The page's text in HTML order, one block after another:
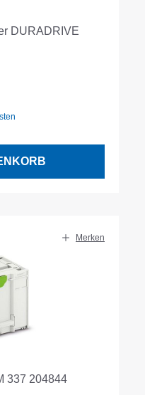
DURADRIVE
Merken
337 204844